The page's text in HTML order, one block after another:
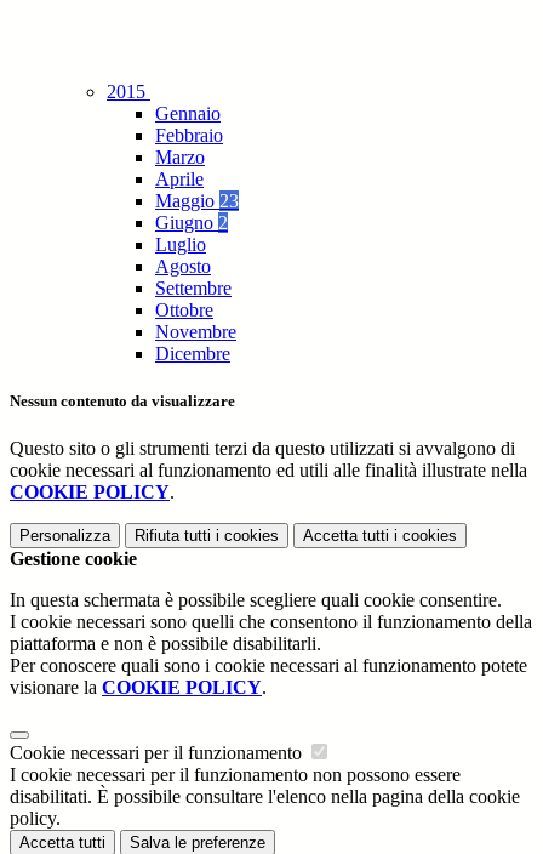
2015
Gennaio
Febbraio
Marzo
Aprile
Maggio 23
Giugno 2
Luglio
Agosto
Settembre
Ottobre
Novembre
Dicembre
Nessun contenuto da visualizzare
Questo sito o gli strumenti terzi da questo utilizzati si avvalgono di
cookie necessari al funzionamento ed utili alle finalità illustrate nella
COOKIE POLICY.
Personalizza Rifiuta tutti i cookies Accetta tutti i cookies
Gestione cookie
In questa schermata è possibile scegliere quali cookie consentire.
I cookie necessari sono quelli che consentono il funzionamento della
piattaforma e non è possibile disabilitarli.
Per conoscere quali sono i cookie necessari al funzionamento potete
visionare la COOKIE POLICY.
Cookie necessari per il funzionamento
I cookie necessari per il funzionamento non possono essere
disabilitati. È possibile consultare l'elenco nella pagina della cookie
policy.
Accetta tutti Salva le preferenze